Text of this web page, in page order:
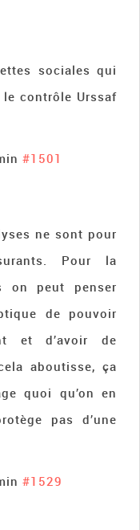
sociales qui
contrôle Urssaf
#1501
ne sont pour
Pour la
on peut penser
de pouvoir
et d’avoir de
aboutisse, ça
quoi qu’on en
pas d’une
#1529